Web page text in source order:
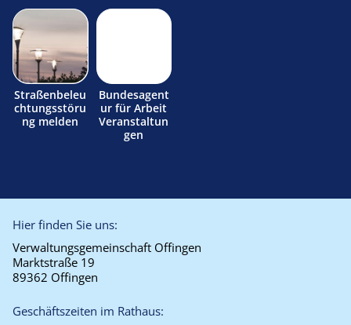
Straßenbeleu
chtungsstöru
ng melden
Bundesagent
ur für Arbeit
Veranstaltun
gen
Hier finden Sie uns:
Verwaltungsgemeinschaft Offingen
Marktstraße 19
89362 Offingen
Geschäftszeiten im Rathaus: